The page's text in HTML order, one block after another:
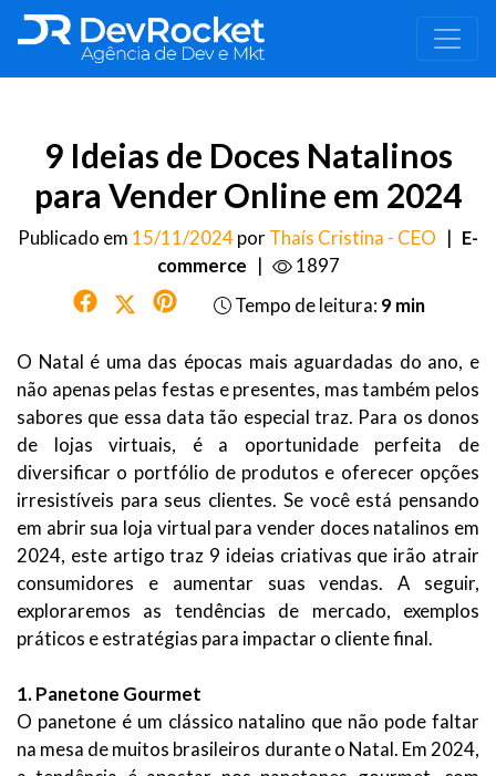
9 Ideias de Doces Natalinos
para Vender Online em 2024
Publicado em 15/11/2024porThaís Cristina - CEO | E-
commerce |
1897
Tempo de leitura: 9 min
O Natal é uma das épocas mais aguardadas do ano, e
não apenas pelas festas e presentes, mas também pelos
sabores que essa data tão especial traz. Para os donos
de lojas virtuais, é a oportunidade perfeita de
diversificar o portfólio de produtos e oferecer opções
irresistíveis para seus clientes. Se você está pensando
em abrir sua loja virtual para vender doces natalinos em
2024, este artigo traz 9 ideias criativas que irão atrair
consumidores e aumentar suas vendas. A seguir,
exploraremos as tendências de mercado, exemplos
práticos e estratégias para impactar o cliente final.
1. Panetone Gourmet
O panetone é um clássico natalino que não pode faltar
na mesa de muitos brasileiros durante o Natal. Em 2024,